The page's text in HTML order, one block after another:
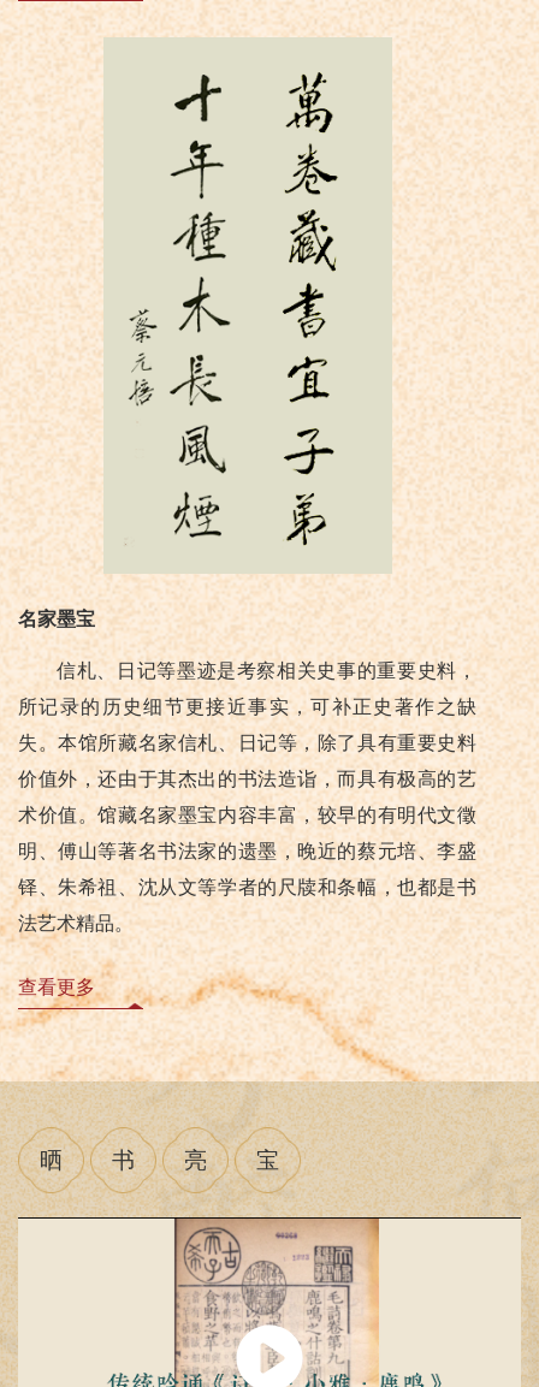
名家墨宝
信札、日记等墨迹是考察相关史事的重要史料，
所记录的历史细节更接近事实，可补正史著作之缺
失。本馆所藏名家信札、日记等，除了具有重要史料
价值外，还由于其杰出的书法造诣，而具有极高的艺
术价值。馆藏名家墨宝内容丰富，较早的有明代文徵
明、傅山等著名书法家的遗墨，晚近的蔡元培、李盛
铎、朱希祖、沈从文等学者的尺牍和条幅，也都是书
法艺术精品。
查看更多
晒 书 亮 宝